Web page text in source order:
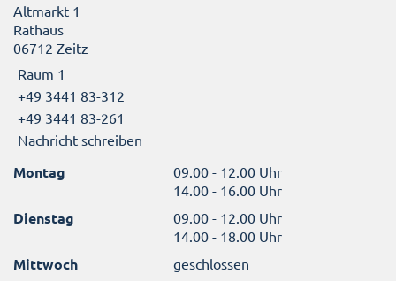
Altmarkt 1
Rathaus
06712 Zeitz
Raum 1
+49 3441 83-312
+49 3441 83-261
Nachricht schreiben
Montag
09.00 - 12.00 Uhr
14.00 - 16.00 Uhr
Dienstag
09.00 - 12.00 Uhr
14.00 - 18.00 Uhr
Mittwoch geschlossen